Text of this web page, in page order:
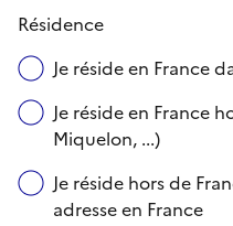
Résidence
Je réside en France
Je réside en France
Miquelon, ...)
Je réside hors de
adresse en France